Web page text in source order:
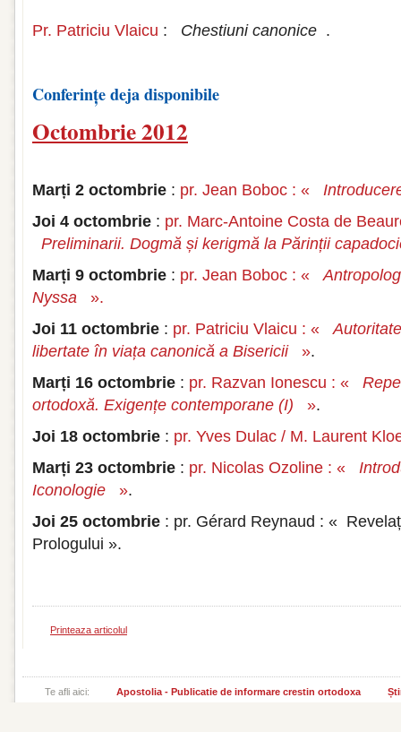
Pr. Patriciu Vlaicu : Chestiuni canonice .
Conferințe deja disponibile
Octombrie 2012
Marți 2 octombrie : pr. Jean Boboc : «
Joi 4 octombrie : pr. Marc-Antoine Costa de
Preliminarii. Dogmă și kerigmă la Părinții
Marți 9 octombrie : pr. Jean Boboc : «
Nyssa
».
Joi 11 octombrie : pr. Patriciu Vlaicu : «
libertate în viața canonică a Bisericii
».
Marți 16 octombrie : pr. Razvan Ionescu : «
ortodoxă. Exigențe contemporane (I)
».
Joi 18 octombrie : pr. Yves Dulac / M. Laurent
Marți 23 octombrie : pr. Nicolas Ozoline : «
Iconologie
».
Joi 25 octombrie : pr. Gérard Reynaud : «
Prologului ».
Printeaza articolul
Te afli aici: Apostolia - Publicatie de informare crestin ortodoxa